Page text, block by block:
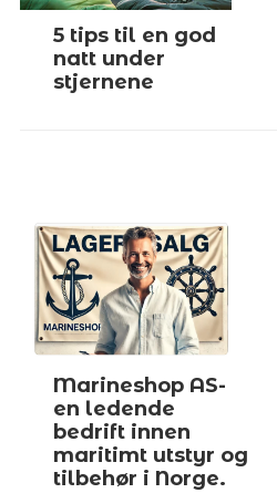
5 tips til en god
natt under
stjernene
Marineshop AS-
en ledende
bedrift innen
maritimt utstyr og
tilbehør i Norge.